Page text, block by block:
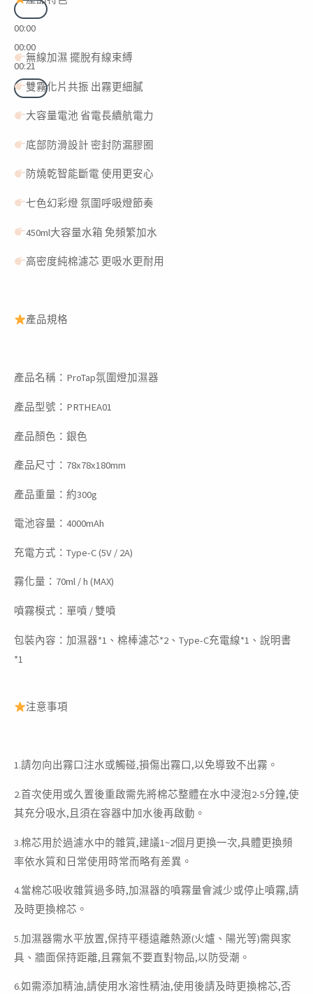
00:00
00:00
00:21
無線加濕 擺脫有線束縛
雙霧化片共振 出霧更細膩
大容量電池 省電長續航電力
底部防滑設計 密封防漏膠圈
防燒乾智能斷電 使用更安心
七色幻彩燈 氛圍呼吸燈節奏
450ml大容量水箱 免頻繁加水
高密度純棉濾芯 更吸水更耐用
產品規格
產品名稱：ProTap氛圍燈加濕器
產品型號：PRTHEA01
產品顏色：銀色
產品尺寸：78x78x180mm
產品重量：約300g
電池容量：4000mAh
充電方式：Type-C (5V / 2A)
霧化量：70ml / h (MAX)
噴霧模式：單噴 / 雙噴
包裝內容：加濕器*1、棉棒濾芯*2、Type-C充電線*1、說明書
*1
注意事項
1.請勿向出霧口注水或觸碰,損傷出霧口,以免導致不出霧。
2.首次使用或久置後重啟需先將棉芯整體在水中浸泡2-5分鐘,使
其充分吸水,且須在容器中加水後再啟動。
3.棉芯用於過濾水中的雜質,建議1~2個月更換一次,具體更換頻
率依水質和日常使用時常而略有差異。
4.當棉芯吸收雜質過多時,加濕器的噴霧量會減少或停止噴霧,請
及時更換棉芯。
5.加濕器需水平放置,保持平穩遠離熱源(火爐、陽光等)需與家
具、牆面保持距離,且霧氣不要直對物品,以防受潮。
6.如需添加精油,請使用水溶性精油,使用後請及時更換棉芯,否